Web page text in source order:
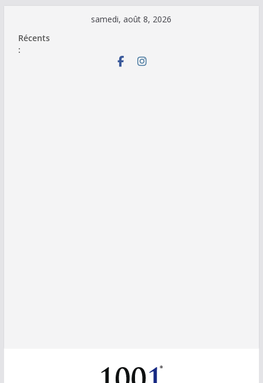
contenu
samedi, août 8, 2026
Récents
: